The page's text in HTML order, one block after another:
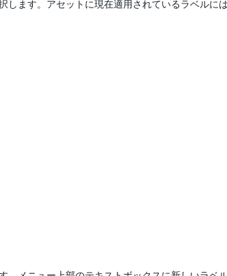
ます。アセットに現在適用されているラベルに